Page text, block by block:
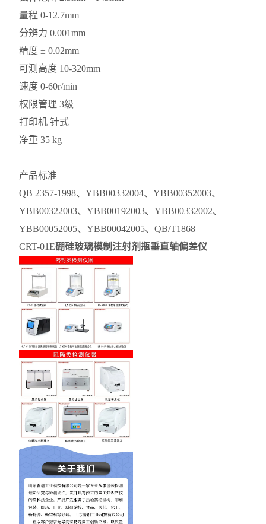
量程 0-12.7mm
分辨力 0.001mm
精度 ± 0.02mm
可测高度 10-320mm
速度 0-60r/min
权限管理 3级
打印机 针式
净重 35 kg
产品标准
QB 2357-1998、YBB00332004、YBB00352003、
YBB00322003、YBB00192003、YBB00332002、
YBB00052005、YBB00042005、QB/T1868
CRT-01E硼硅玻璃模制注射剂瓶垂直轴偏差仪